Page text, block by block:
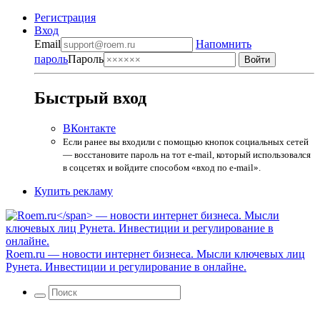
Регистрация
Вход
Email
Напомнить
парольПароль
Быстрый вход
ВКонтакте
Если ранее вы входили с помощью кнопок социальных сетей
— восстановите пароль на тот e-mail, который использовался
в соцсетях и войдите способом «вход по e-mail».
Купить рекламу
Roem.ru — новости интернет бизнеса. Мысли ключевых лиц
Рунета. Инвестиции и регулирование в онлайне.